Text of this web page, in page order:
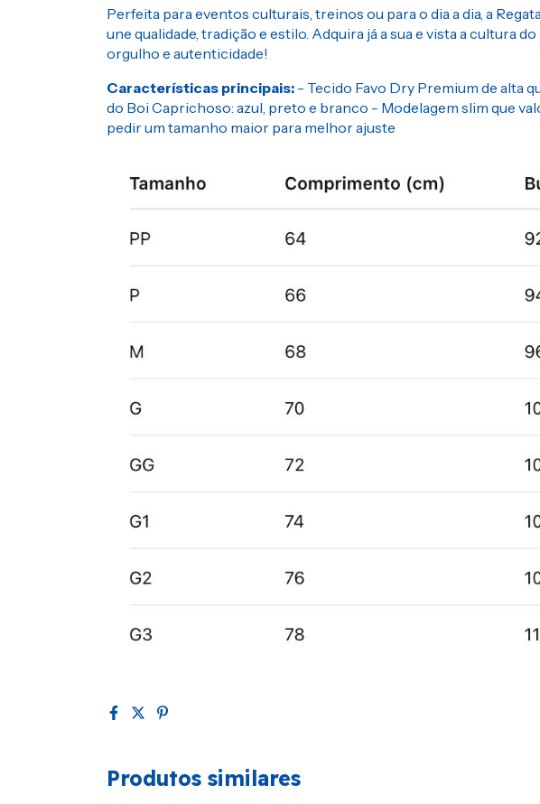
Perfeita para eventos culturais, treinos ou para o dia a dia, a
une qualidade, tradição e estilo. Adquira já a sua e vista a cultura
orgulho e autenticidade!
Características principais: - Tecido Favo Dry Premium de alta
do Boi Caprichoso: azul, preto e branco - Modelagem slim que
pedir um tamanho maior para melhor ajuste
Produtos similares